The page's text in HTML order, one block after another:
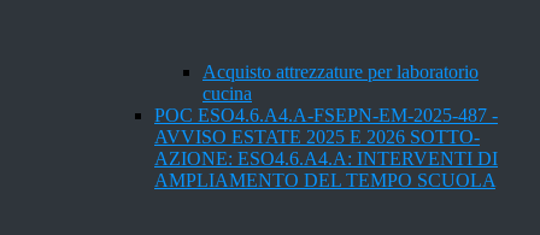
Acquisto attrezzature per laboratorio
cucina
POC ESO4.6.A4.A-FSEPN-EM-2025-487 -
AVVISO ESTATE 2025 E 2026 SOTTO-
AZIONE: ESO4.6.A4.A: INTERVENTI DI
AMPLIAMENTO DEL TEMPO SCUOLA